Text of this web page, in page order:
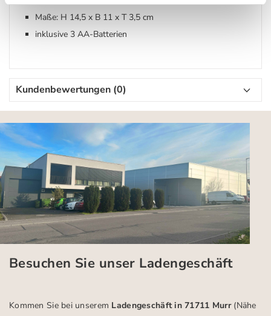
Maße: H 14,5 x B 11 x T 3,5 cm
inklusive 3 AA-Batterien
Kundenbewertungen (0)
Besuchen Sie unser Ladengeschäft
Kommen Sie bei unserem Ladengeschäft in 71711 Murr (Nähe